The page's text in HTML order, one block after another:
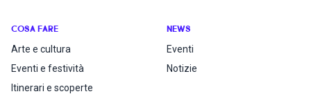
COSA FARE
Arte e cultura
Eventi e festività
Itinerari e scoperte
NEWS
Eventi
Notizie